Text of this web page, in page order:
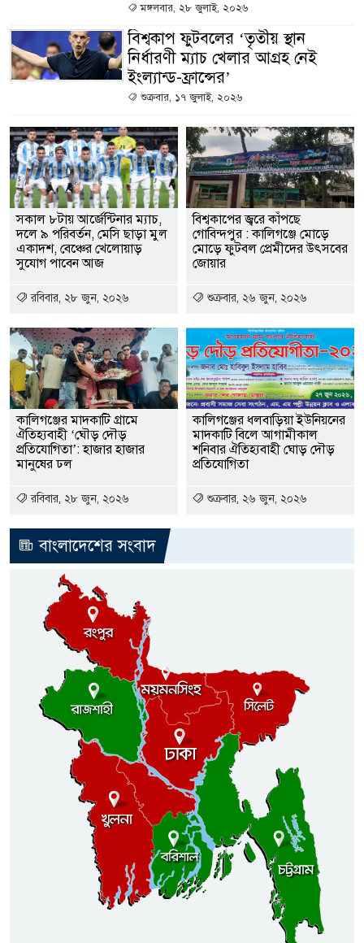
মঙ্গলবার, ২৮ জুলাই, ২০২৬
বিশ্বকাপ ফুটবলের ‘তৃতীয় স্থান
নির্ধারণী ম্যাচ খেলার আগ্রহ নেই
ইংল্যান্ড-ফ্রান্সের’
শুক্রবার, ১৭ জুলাই, ২০২৬
সকাল ৮টায় আর্জেন্টিনার ম্যাচ,
দলে ৯ পরিবর্তন, মেসি ছাড়া মুল
একাদশ, বেঞ্চের খেলোয়াড়
সুযোগ পাবেন আজ
রবিবার, ২৮ জুন, ২০২৬
কালিগঞ্জের মাদকা‌টি গ্রা‌মে
ঐতিহ্যবাহী ‘ঘৌড় দৌড়
প্রতিযোগিতা’: হাজার হাজার
মানুষের ঢল
রবিবার, ২৮ জুন, ২০২৬
বিশ্বকাপের জ্বরে কাঁপছে
গোবিন্দপুর : কালিগঞ্জে মোড়ে
মোড়ে ফুটবল প্রেমীদের উৎসবের
জোয়ার
শুক্রবার, ২৬ জুন, ২০২৬
কালিগঞ্জের ধলবাড়িয়া ইউনিয়নের
মাদকাটি বিলে আগামীকাল
শনিবার ঐতিহ্যবাহী ঘোড় দৌড়
প্রতিযোগিতা
শুক্রবার, ২৬ জুন, ২০২৬
বাংলাদেশের সংবাদ